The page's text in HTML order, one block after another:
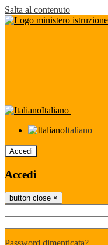
Salta al contenuto
Italiano
Italiano
Accedi
Accedi
button close ×